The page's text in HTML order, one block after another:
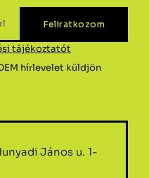
tájékoztatót
hírlevelet küldjön
János u. 1-